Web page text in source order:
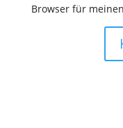
Browser für